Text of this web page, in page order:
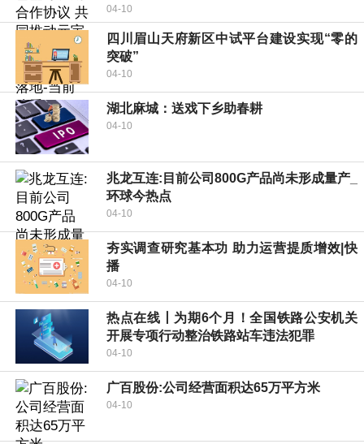
04-10
四川眉山天府新区中试平台建设实现“零的
突破”
04-10
湖北麻城：送戏下乡助春耕
04-10
兆龙互连:目前公司800G产品尚未形成量产_
环球今热点
04-10
夯实调查研究基本功 助力运营提质增效|快
播
04-10
热点在线丨为期6个月！全国铁路公安机关
开展专项行动整治铁路站车违法犯罪
04-10
广百股份:公司经营面积达65万平方米
04-10